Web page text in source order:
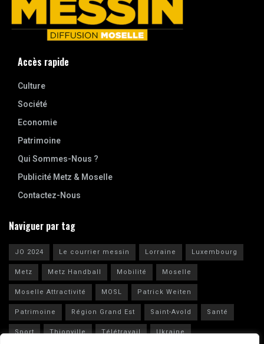
Accès rapide
Culture
Société
Economie
Patrimoine
Qui Sommes-Nous ?
Publicité Metz & Moselle
Contactez-Nous
Naviguer par tag
JO 2024 Le courrier messin Lorraine
Luxembourg
Metz
Metz Handball Mobilité
Moselle
Moselle Attractivité
MOSL
Patrick Weiten
Patrimoine
Région Grand Est Saint-Avold
Santé
Sport
Thionville Télétravail Ukraine